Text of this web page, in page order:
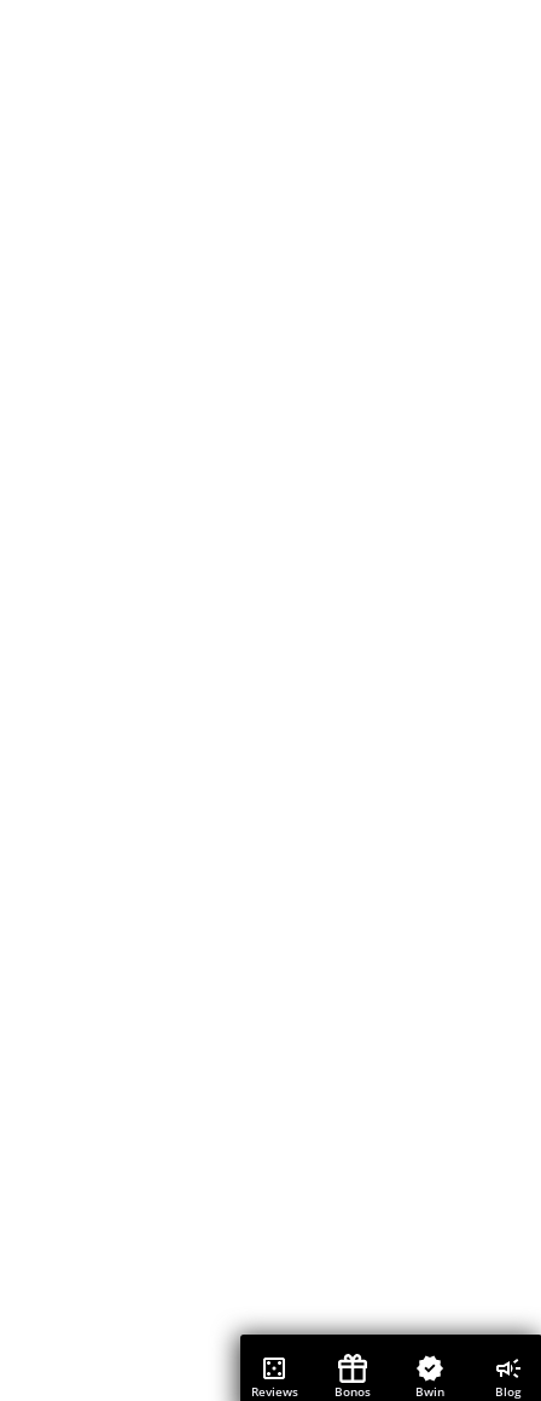
Reviews Bonos Bwin Blog